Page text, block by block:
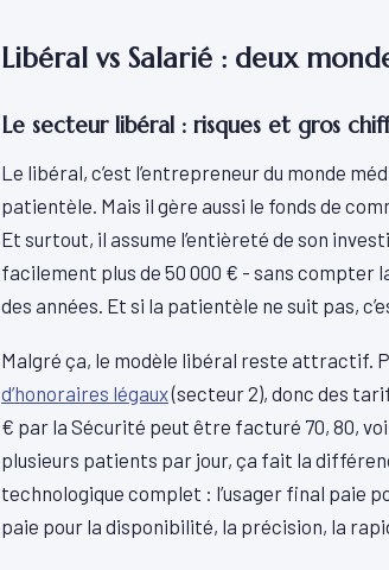
Libéral vs Salarié : deux
Le secteur libéral : risques et gros
Le libéral, c’est l’entrepreneur du monde
patientèle. Mais il gère aussi le fonds de
Et surtout, il assume l’entièreté de son
facilement plus de 50 000 € - sans compter
des années. Et si la patientèle ne suit pas,
Malgré ça, le modèle libéral reste attractif.
d’honoraires légaux(secteur 2), donc des
€ par la Sécurité peut être facturé 70, 80,
plusieurs patients par jour, ça fait la
technologique complet : l’usager final paie
paie pour la disponibilité, la précision, la